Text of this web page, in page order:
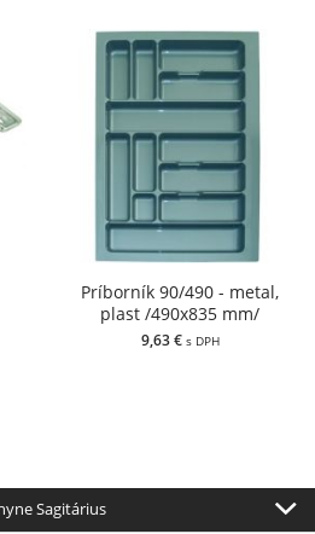
Príborník 90/490 - metal,
plast /490x835 mm/
9,63 € s DPH
Sagitárius